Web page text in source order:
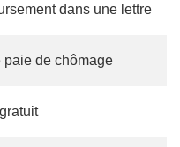
dans une lettre
paie de chômage